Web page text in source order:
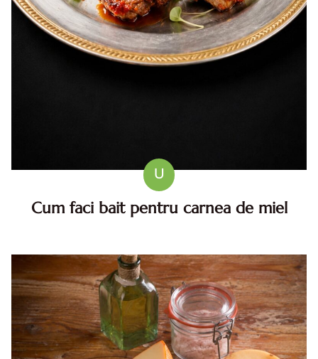
U
Cum faci bait pentru carnea de miel
miel este unul dintre acele preparate care aduc la masa
gustul tr...